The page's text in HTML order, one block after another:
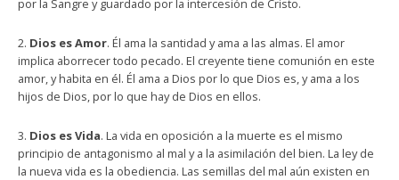
por la Sangre y guardado por la intercesión de Cristo.
2. Dios es Amor. Él ama la santidad y ama a las almas. El amor
implica aborrecer todo pecado. El creyente tiene comunión en este
amor, y habita en él. Él ama a Dios por lo que Dios es, y ama a los
hijos de Dios, por lo que hay de Dios en ellos.
3. Dios es Vida. La vida en oposición a la muerte es el mismo
principio de antagonismo al mal y a la asimilación del bien. La ley de
la nueva vida es la obediencia. Las semillas del mal aún existen en